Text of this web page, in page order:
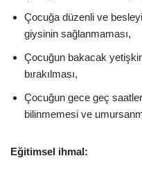
Çocuğa düzenli ve
giysinin sağlanmaması,
Çocuğun bakacak
bırakılması,
Çocuğun gece geç
bilinmemesi ve
Eğitimsel ihmal: